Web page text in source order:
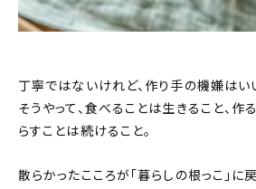
丁寧ではないけれど、作り手の機嫌はい
そうやって、食べることは生きること、作
らすことは続けること。
散らかったこころが「暮らしの根っこ」に